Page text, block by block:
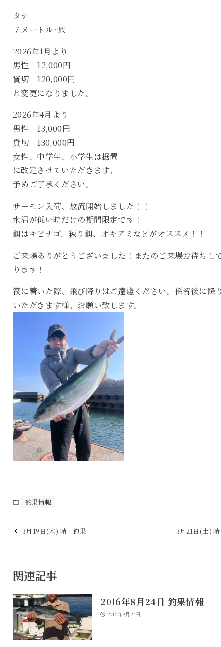
タナ
７メートル~底
2026年1月より
男性 12,000円
貸切 120,000円
と変更になりました。
2026年4月より
男性 13,000円
貸切 130,000円
女性、中学生、小学生は据置
に改定させていただきます。
予めご了承ください。
サーモン入荷、放流開始しました！！
水温が低い時だけの期間限定です！
餌はキビナゴ、練り餌、オキアミなどがオススメ！！
ご来場ありがとうございました！またのご来場お待ちし
ります！
筏に着いた際、飛び降りはご遠慮ください。係留後に降
いただきます様、お願い致します。
釣果情報
3月19日(木) 晴 釣果 3月21日(土)
関連記事
2016年8月24日 釣果情報
2016年8月24日